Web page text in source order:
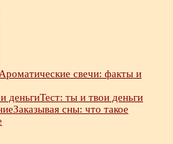
Ароматические свечи: факты и
Тест: ты и твои деньги
Заказывая сны: что такое